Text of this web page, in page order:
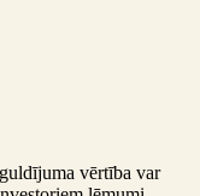
vērtība var